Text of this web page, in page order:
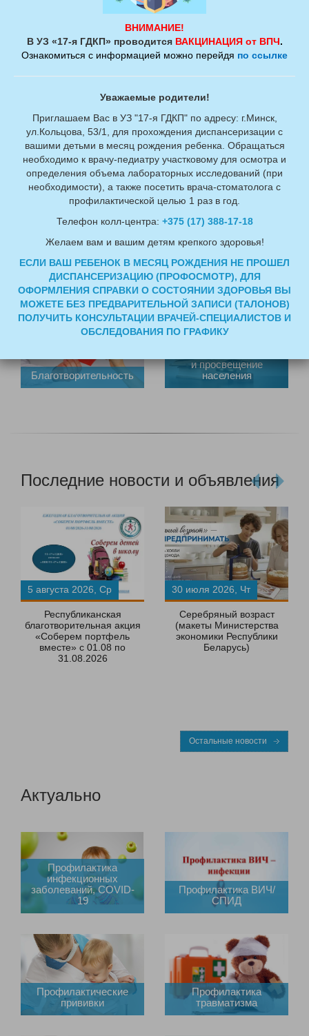
Сексологическая
Детям с
инвалидностью
2026 - Год
белорусской женщины
безопасного
поведения
МВД -
информационные
материалы
Благотворительность
и просвещение
населения
Последние новости и объявления
5 августа 2026, Ср
Республиканская
благотворительная акция
«Соберем портфель
вместе» с 01.08 по
31.08.2026
30 июля 2026, Чт
Серебряный возраст
(макеты Министерства
экономики Республики
Беларусь)
Остальные новости
Актуально
Профилактика
инфекционных
заболеваний, COVID-
19
Профилактика ВИЧ/
СПИД
Профилактические
прививки
Профилактика
травматизма
ВНИМАНИЕ!
В УЗ «17-я ГДКП» проводится ВАКЦИНАЦИЯ от ВПЧ.
Ознакомиться с информацией можно перейдя по ссылке
Уважаемые родители!
Приглашаем Вас в УЗ "17-я ГДКП" по адресу: г.Минск,
ул.Кольцова, 53/1, для прохождения диспансеризации с
вашими детьми в месяц рождения ребенка. Обращаться
необходимо к врачу-педиатру участковому для осмотра и
определения объема лабораторных исследований (при
необходимости), а также посетить врача-стоматолога с
профилактической целью 1 раз в год.
Телефон колл-центра: +375 (17) 388-17-18
Желаем вам и вашим детям крепкого здоровья!
ЕСЛИ ВАШ РЕБЕНОК В МЕСЯЦ РОЖДЕНИЯ НЕ ПРОШЕЛ
ДИСПАНСЕРИЗАЦИЮ (ПРОФОСМОТР), ДЛЯ
ОФОРМЛЕНИЯ СПРАВКИ О СОСТОЯНИИ ЗДОРОВЬЯ ВЫ
МОЖЕТЕ БЕЗ ПРЕДВАРИТЕЛЬНОЙ ЗАПИСИ (ТАЛОНОВ)
ПОЛУЧИТЬ КОНСУЛЬТАЦИИ ВРАЧЕЙ-СПЕЦИАЛИСТОВ И
ОБСЛЕДОВАНИЯ ПО ГРАФИКУ